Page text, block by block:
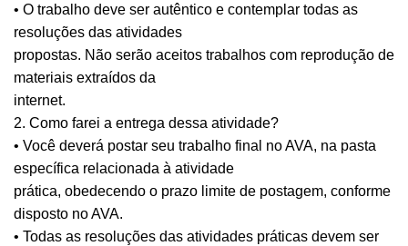
• O trabalho deve ser autêntico e contemplar todas as
resoluções das atividades
propostas. Não serão aceitos trabalhos com reprodução de
materiais extraídos da
internet.
2. Como farei a entrega dessa atividade?
• Você deverá postar seu trabalho final no AVA, na pasta
específica relacionada à atividade
prática, obedecendo o prazo limite de postagem, conforme
disposto no AVA.
• Todas as resoluções das atividades práticas devem ser